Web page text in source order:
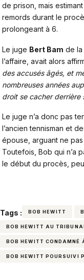
de prison, mais
remords durant le
prolongeant à 6.
Le juge Bert Bam de la
l’affaire, avait alors
des accusés âgés, et
nombreuses années
droit se cacher derrière
Le juge n’a donc pas
l’ancien tennisman et
épouse, arguant ne
Toutefois, Bob qui n’a
le début du procès,
Tags : BOB HEWITT
BOB HEWITT AU
BOB HEWITT CONDAMNÉ
BOB HEWITT POURSUIVI